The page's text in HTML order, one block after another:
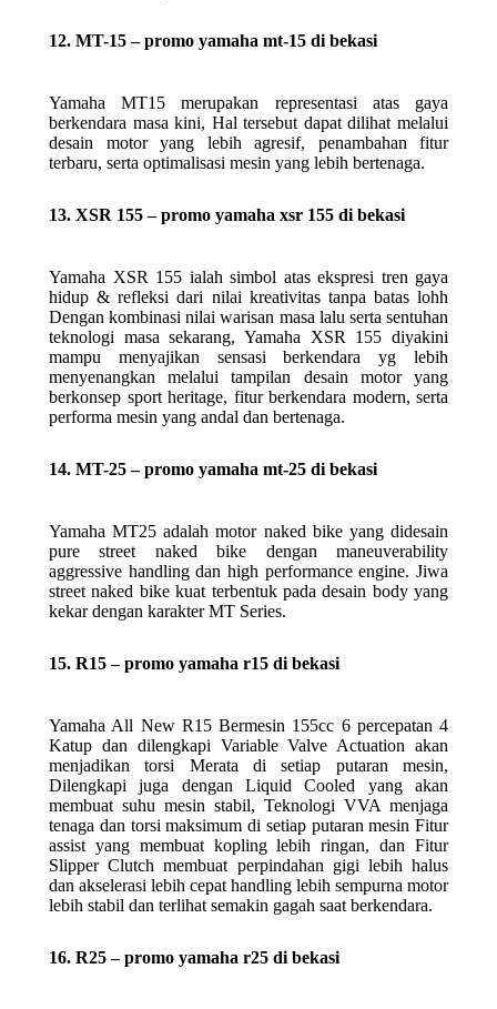
12. MT-15 – promo yamaha mt-15 di bekasi
Yamaha MT15 merupakan representasi atas gaya
berkendara masa kini, Hal tersebut dapat dilihat melalui
desain motor yang lebih agresif, penambahan fitur
terbaru, serta optimalisasi mesin yang lebih bertenaga.
13. XSR 155 – promo yamaha xsr 155 di bekasi
Yamaha XSR 155 ialah simbol atas ekspresi tren gaya
hidup & refleksi dari nilai kreativitas tanpa batas lohh
Dengan kombinasi nilai warisan masa lalu serta sentuhan
teknologi masa sekarang, Yamaha XSR 155 diyakini
mampu menyajikan sensasi berkendara yg lebih
menyenangkan melalui tampilan desain motor yang
berkonsep sport heritage, fitur berkendara modern, serta
performa mesin yang andal dan bertenaga.
14. MT-25 – promo yamaha mt-25 di bekasi
Yamaha MT25 adalah motor naked bike yang didesain
pure street naked bike dengan maneuverability
aggressive handling dan high performance engine. Jiwa
street naked bike kuat terbentuk pada desain body yang
kekar dengan karakter MT Series.
15. R15 – promo yamaha r15 di bekasi
Yamaha All New R15 Bermesin 155cc 6 percepatan 4
Katup dan dilengkapi Variable Valve Actuation akan
menjadikan torsi Merata di setiap putaran mesin,
Dilengkapi juga dengan Liquid Cooled yang akan
membuat suhu mesin stabil, Teknologi VVA menjaga
tenaga dan torsi maksimum di setiap putaran mesin Fitur
assist yang membuat kopling lebih ringan, dan Fitur
Slipper Clutch membuat perpindahan gigi lebih halus
dan akselerasi lebih cepat handling lebih sempurna motor
lebih stabil dan terlihat semakin gagah saat berkendara.
16. R25 – promo yamaha r25 di bekasi